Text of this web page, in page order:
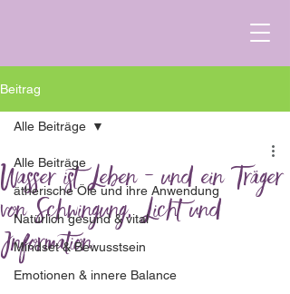
Beitrag
Alle Beiträge
ätherische Öle und ihre Anwendung
Natürlich gesund & vital
Mindset & Bewusstsein
Emotionen & innere Balance
Alle Beiträge
Wasser ist Leben - und ein Träger
von Schwingung, Licht und
Information